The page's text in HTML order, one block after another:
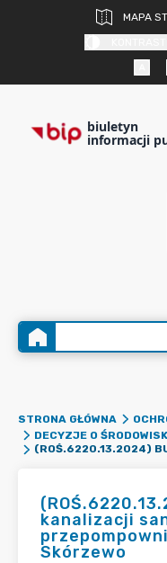
MAPA
biuletyn
informacji
STRONA GŁÓWNA
DECYZJE O
kanalizacji
Skórzewo